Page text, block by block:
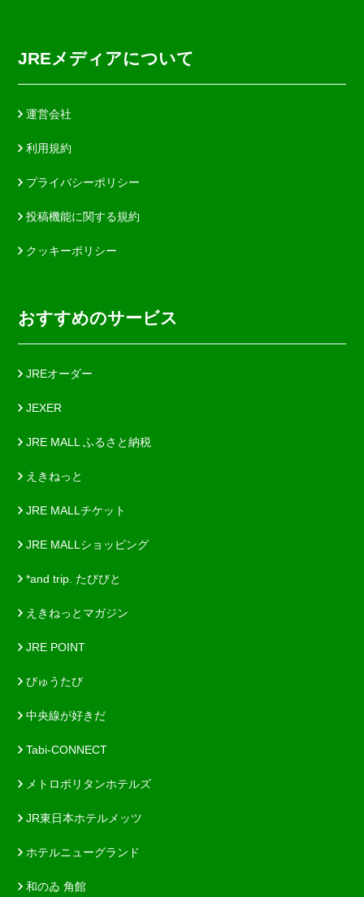
JREメディアについて
運営会社
利用規約
プライバシーポリシー
投稿機能に関する規約
クッキーポリシー
おすすめのサービス
JREオーダー
JEXER
JRE MALL ふるさと納税
えきねっと
JRE MALLチケット
JRE MALLショッピング
*and trip. たびびと
えきねっとマガジン
JRE POINT
びゅうたび
中央線が好きだ
Tabi-CONNECT
メトロポリタンホテルズ
JR東日本ホテルメッツ
ホテルニューグランド
和のゐ 角館